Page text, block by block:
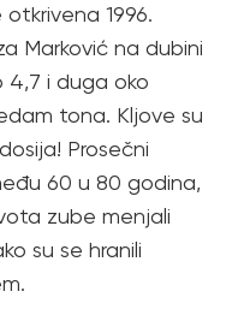
1996.
Marković na dubini
4,7 i duga oko
tona. Kljove su
Prosečni
60 u 80 godina,
zube menjali
su se hranili